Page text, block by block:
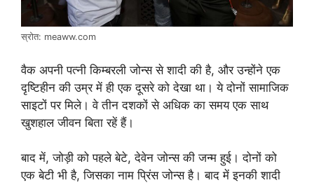
स्रोत: meaww.com
वैक अपनी पत्नी किम्बरली जोन्स से शादी की है, और उन्होंने एक
दृष्टिहीन की उम्र में ही एक दूसरे को देखा था। ये दोनों सामाजिक
साइटों पर मिले। वे तीन दशकों से अधिक का समय एक साथ
खुशहाल जीवन बिता रहें हैं।
बाद में, जोड़ी को पहले बेटे, देवेन जोन्स की जन्म हुई। दोनों को
एक बेटी भी है, जिसका नाम प्रिंस जोन्स है। बाद में इनकी शादी